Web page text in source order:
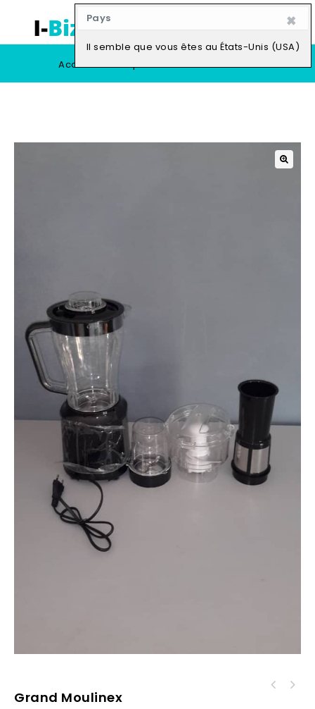
Pays ×
Il semble que vous êtes au États-Unis (USA)
0
Accueil Boutique Vendre
Grand Moulinex